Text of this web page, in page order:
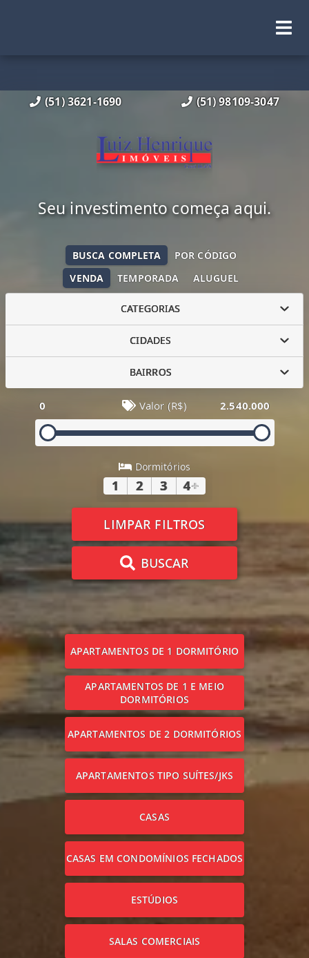
(51) 3621-1690 (51) 98109-3047
Seu investimento começa aqui.
VENDA TEMPORADA ALUGUEL
BUSCA COMPLETA POR CÓDIGO
CATEGORIAS
CIDADES
BAIRROS
0 Valor (R$) 2.540.000
Dormitórios
1 2 3 4+
LIMPAR FILTROS
BUSCAR
APARTAMENTOS DE 1 DORMITÓRIO
APARTAMENTOS DE 1 E MEIO
DORMITÓRIOS
APARTAMENTOS DE 2 DORMITÓRIOS
APARTAMENTOS TIPO SUÍTES/JKS
CASAS
CASAS EM CONDOMÍNIOS FECHADOS
ESTÚDIOS
SALAS COMERCIAIS